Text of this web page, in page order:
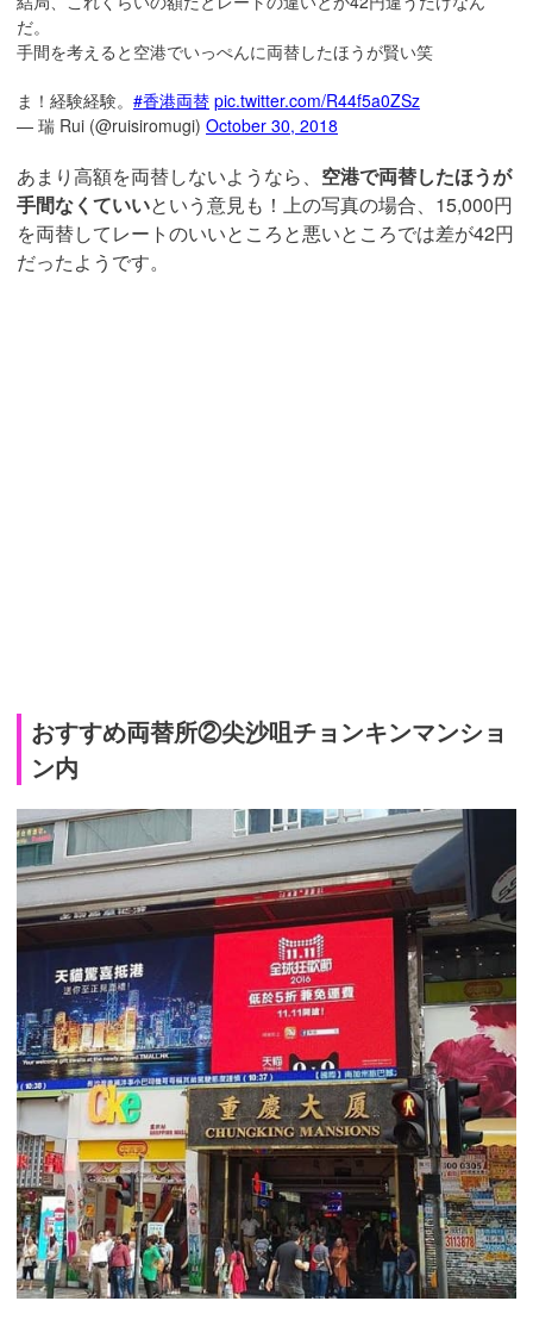
だ。
手間を考えると空港でいっぺんに両替したほうが賢い笑
ま！経験経験。 #香港両替 pic.twitter.com/R44f5a0ZSz
— 瑞 Rui (@ruisiromugi) October 30, 2018
あまり高額を両替しないようなら、 空港で両替したほうが
手間なくていいという意見も！上の写真の場合、15,000円
を両替してレートのいいところと悪いところでは差が42円
だったようです。
おすすめ両替所②尖沙咀チョンキンマンショ
ン内